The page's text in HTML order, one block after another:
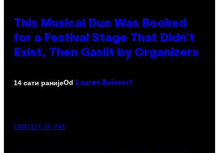
This Musical Duo Was Booked
for a Festival Stage That Didn’t
Exist, Then Gaslit by Organizers
14 сати ранијеOd Lauren Boisvert
COURTESY OF PAX